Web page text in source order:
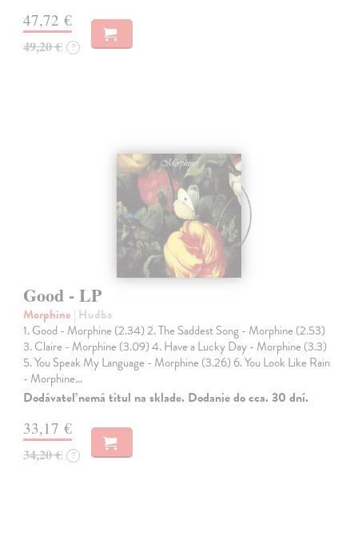
47,72 €
49,20 € ?
Good - LP
Morphine | Hudba
1. Good - Morphine (2.34) 2. The Saddest Song - Morphine (2.53)
3. Claire - Morphine (3.09) 4. Have a Lucky Day - Morphine (3.3)
5. You Speak My Language - Morphine (3.26) 6. You Look Like Rain
- Morphine…
Dodávateľ nemá titul na sklade. Dodanie do cca. 30 dní.
33,17 €
34,20 € ?